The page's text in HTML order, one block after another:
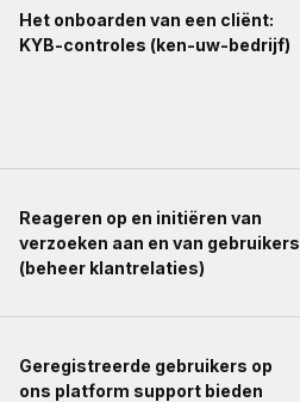
Het onboarden van een cliënt:
KYB-controles (ken-uw-bedrijf)
Reageren op en initiëren van
verzoeken aan en van gebruikers
(beheer klantrelaties)
Geregistreerde gebruikers op
ons platform support bieden